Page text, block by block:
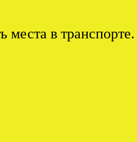
места в транспорте.